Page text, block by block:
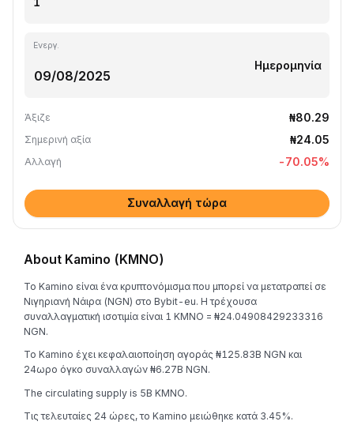
Ενεργ.
Ημερομηνία
Άξιζε ₦80.29
Σημερινή αξία ₦24.05
Αλλαγή -70.05%
Συναλλαγή τώρα
About Kamino (KMNO)
Το Kamino είναι ένα κρυπτονόμισμα που μπορεί να μετατραπεί σε
Νιγηριανή Νάιρα (NGN) στο Bybit-eu. Η τρέχουσα
συναλλαγματική ισοτιμία είναι 1 KMNO = ₦24.04908429233316
NGN.
Το Kamino έχει κεφαλαιοποίηση αγοράς ₦125.83B NGN και
24ωρο όγκο συναλλαγών ₦6.27B NGN.
The circulating supply is 5B KMNO.
Τις τελευταίες 24 ώρες, το Kamino μειώθηκε κατά 3.45%.